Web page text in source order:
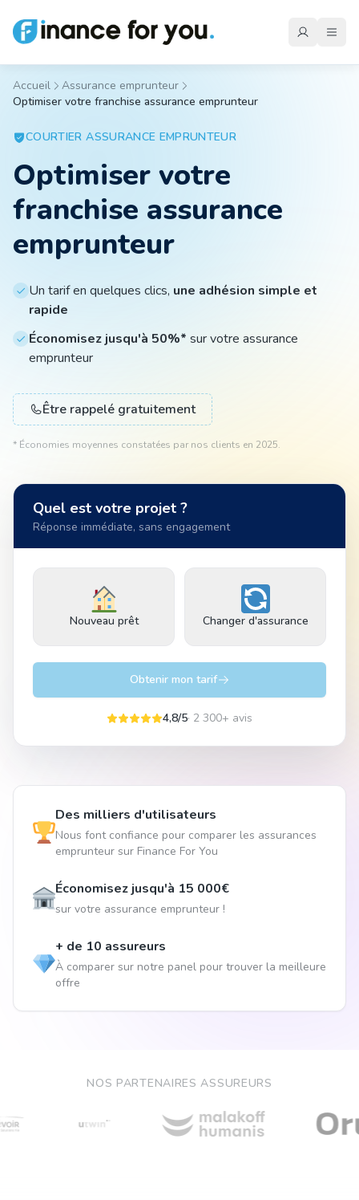
Mutuelle
Emprunteur
Moto
Habitation
Animal
04 51 55 49 38
Accueil
Assurance emprunteur
Optimiser votre franchise assurance emprunteur
COURTIERASSURANCE EMPRUNTEUR
Optimiser votre
franchise assurance
emprunteur
Un tarif en quelques clics, une adhésion simple et
rapide
Économisez jusqu'à 50%* sur votre assurance
emprunteur
Être rappelé gratuitement
* Économies moyennes constatées par nos clients en 2025.
Quel est votre projet ?
Réponse immédiate, sans engagement
Nouveau prêt Changer d'assurance
Obtenir mon tarif
4,8/5· 2 300+ avis
Des milliers d'utilisateurs
Nous font confiance pour comparer les assurances
emprunteur sur Finance For You
Économisez jusqu'à 15 000€
sur votre assurance emprunteur !
+ de 10 assureurs
À comparer sur notre panel pour trouver la meilleure
offre
NOS PARTENAIRES ASSUREURS